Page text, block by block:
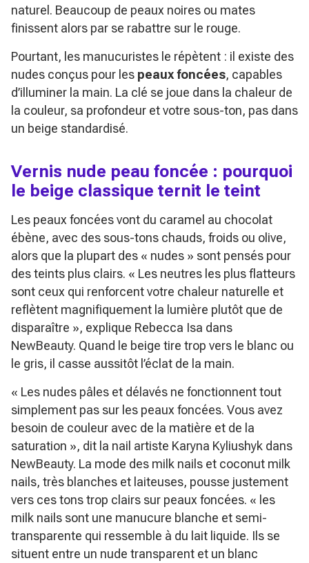
naturel. Beaucoup de peaux noires ou mates
finissent alors par se rabattre sur le rouge.
Pourtant, les manucuristes le répètent : il existe des
nudes conçus pour les peaux foncées, capables
d’illuminer la main. La clé se joue dans la chaleur de
la couleur, sa profondeur et votre sous-ton, pas dans
un beige standardisé.
Vernis nude peau foncée : pourquoi
le beige classique ternit le teint
Les peaux foncées vont du caramel au chocolat
ébène, avec des sous-tons chauds, froids ou olive,
alors que la plupart des « nudes » sont pensés pour
des teints plus clairs. « Les neutres les plus flatteurs
sont ceux qui renforcent votre chaleur naturelle et
reflètent magnifiquement la lumière plutôt que de
disparaître », explique Rebecca Isa dans
NewBeauty. Quand le beige tire trop vers le blanc ou
le gris, il casse aussitôt l’éclat de la main.
« Les nudes pâles et délavés ne fonctionnent tout
simplement pas sur les peaux foncées. Vous avez
besoin de couleur avec de la matière et de la
saturation », dit la nail artiste Karyna Kyliushyk dans
NewBeauty. La mode des milk nails et coconut milk
nails, très blanches et laiteuses, pousse justement
vers ces tons trop clairs sur peaux foncées. « les
milk nails sont une manucure blanche et semi-
transparente qui ressemble à du lait liquide. Ils se
situent entre un nude transparent et un blanc